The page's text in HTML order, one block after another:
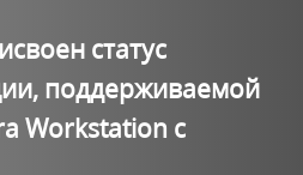
статус
поддерживаемой
Workstation с